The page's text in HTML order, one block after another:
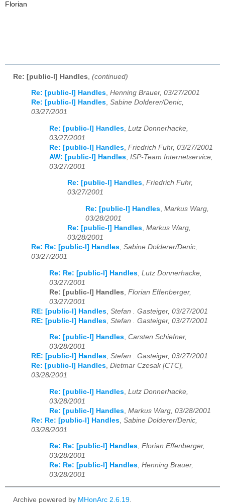
Florian
Re: [public-l] Handles (continued)
Re: [public-l] Handles, Henning Brauer, 03/27/2001
Re: [public-l] Handles, Sabine Dolderer/Denic,
03/27/2001
Re: [public-l] Handles Lutz Donnerhacke,
03/27/2001
Re: [public-l] Handles Friedrich Fuhr, 03/27/2001
AW: [public-l] Handles ISP-Team Internetservice,
03/27/2001
Re: [public-l] Handles, Friedrich Fuhr,
03/27/2001
Re: [public-l] Handles Markus Warg,
03/28/2001
Re: [public-l] Handles Markus Warg,
03/28/2001
Re: Re: [public-l] Handles Sabine Dolderer/Denic,
03/27/2001
Re: Re: [public-l] Handles Lutz Donnerhacke,
03/27/2001
Re: [public-l] Handles Florian Effenberger,
03/27/2001
RE: [public-l] Handles Stefan . Gasteiger, 03/27/2001
RE: [public-l] Handles Stefan . Gasteiger, 03/27/2001
Re: [public-l] Handles, Carsten Schiefner,
03/28/2001
RE: [public-l] Handles, Stefan . Gasteiger, 03/27/2001
Re: [public-l] Handles, Dietmar Czesak [CTC],
03/28/2001
Re: [public-l] Handles Lutz Donnerhacke,
03/28/2001
Re: [public-l] Handles Markus Warg, 03/28/2001
Re: Re: [public-l] Handles Sabine Dolderer/Denic,
03/28/2001
Re: Re: [public-l] Handles, Florian Effenberger,
03/28/2001
Re: Re: [public-l] Handles, Henning Brauer,
03/28/2001
Archive powered by MHonArc 2.6.19